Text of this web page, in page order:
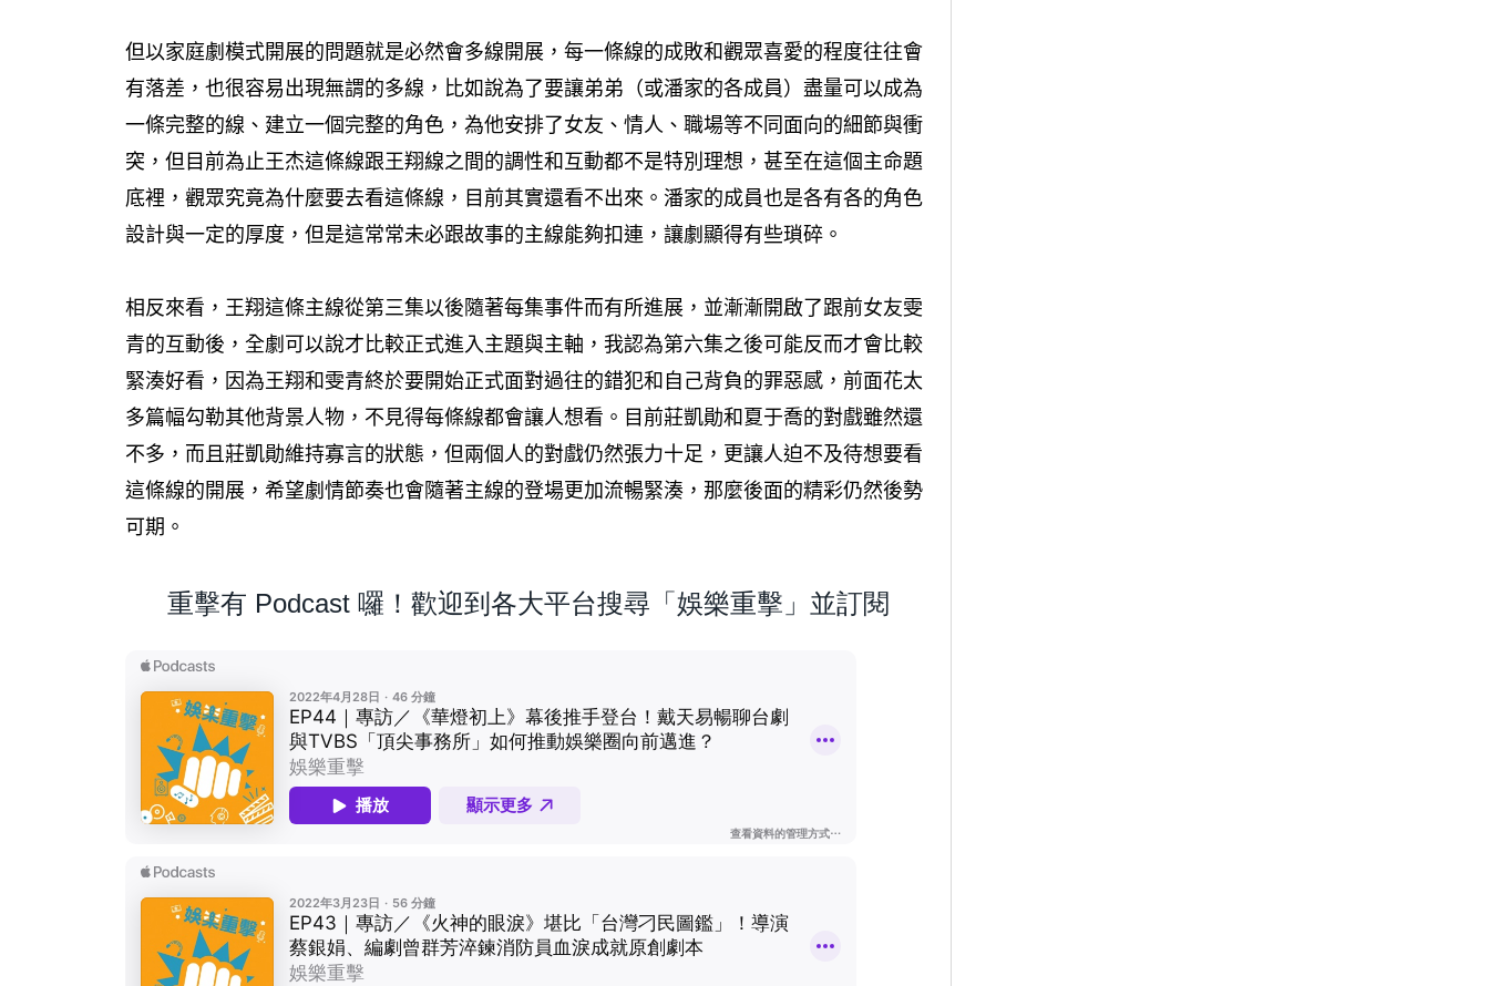
但以家庭劇模式開展的問題就是必然會多線開展，每一條線的成敗和觀眾喜愛的程度往往會
有落差，也很容易出現無謂的多線，比如說為了要讓弟弟（或潘家的各成員）盡量可以成為
一條完整的線、建立一個完整的角色，為他安排了女友、情人、職場等不同面向的細節與衝
突，但目前為止王杰這條線跟王翔線之間的調性和互動都不是特別理想，甚至在這個主命題
底裡，觀眾究竟為什麼要去看這條線，目前其實還看不出來。潘家的成員也是各有各的角色
設計與一定的厚度，但是這常常未必跟故事的主線能夠扣連，讓劇顯得有些瑣碎。
相反來看，王翔這條主線從第三集以後隨著每集事件而有所進展，並漸漸開啟了跟前女友雯
青的互動後，全劇可以說才比較正式進入主題與主軸，我認為第六集之後可能反而才會比較
緊湊好看，因為王翔和雯青終於要開始正式面對過往的錯犯和自己背負的罪惡感，前面花太
多篇幅勾勒其他背景人物，不見得每條線都會讓人想看。目前莊凱勛和夏于喬的對戲雖然還
不多，而且莊凱勛維持寡言的狀態，但兩個人的對戲仍然張力十足，更讓人迫不及待想要看
這條線的開展，希望劇情節奏也會隨著主線的登場更加流暢緊湊，那麼後面的精彩仍然後勢
可期。
重擊有 Podcast 囉！歡迎到各大平台搜尋「娛樂重擊」並訂閱